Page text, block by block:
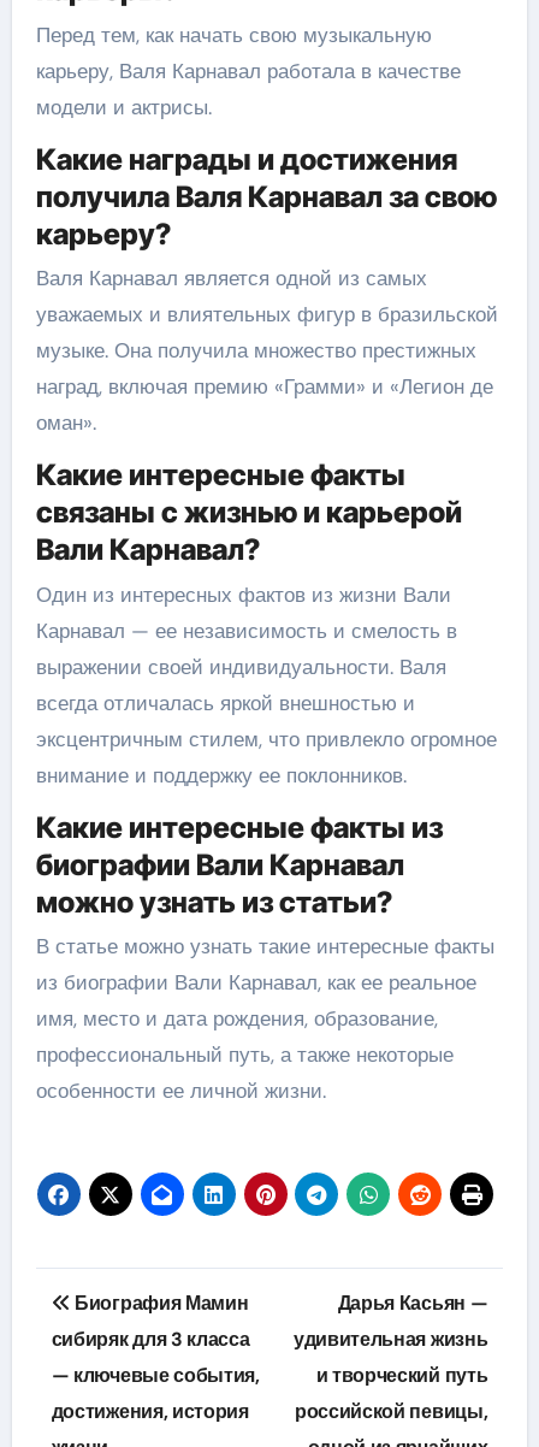
Перед тем, как начать свою музыкальную
карьеру, Валя Карнавал работала в качестве
модели и актрисы.
Какие награды и достижения
получила Валя Карнавал за свою
карьеру?
Валя Карнавал является одной из самых
уважаемых и влиятельных фигур в бразильской
музыке. Она получила множество престижных
наград, включая премию «Грамми» и «Легион де
оман».
Какие интересные факты
связаны с жизнью и карьерой
Вали Карнавал?
Один из интересных фактов из жизни Вали
Карнавал — ее независимость и смелость в
выражении своей индивидуальности. Валя
всегда отличалась яркой внешностью и
эксцентричным стилем, что привлекло огромное
внимание и поддержку ее поклонников.
Какие интересные факты из
биографии Вали Карнавал
можно узнать из статьи?
В статье можно узнать такие интересные факты
из биографии Вали Карнавал, как ее реальное
имя, место и дата рождения, образование,
профессиональный путь, а также некоторые
особенности ее личной жизни.
Навигация
по
записям
Биография Мамин
сибиряк для 3 класса
— ключевые события,
достижения, история
Дарья Касьян —
удивительная жизнь
и творческий путь
российской певицы,